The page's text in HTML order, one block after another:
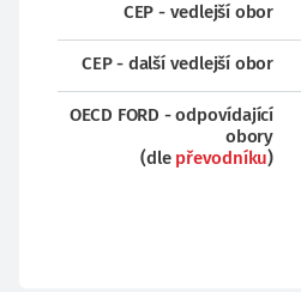
CEP - vedlejší obor
CEP - další vedlejší obor
OECD FORD - odpovídající
obory
(dle převodníku)